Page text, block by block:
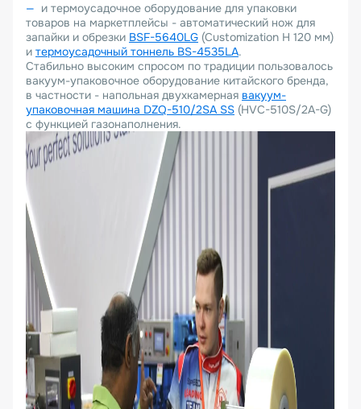
и термоусадочное оборудование для упаковки
товаров на маркетплейсы - автоматический нож для
запайки и обрезки BSF-5640LG (Customization H 120 мм)
и термоусадочный тоннель BS-4535LA.
Стабильно высоким спросом по традиции пользовалось
вакуум-упаковочное оборудование китайского бренда,
в частности - напольная двухкамерная вакуум-
упаковочная машина DZQ-510/2SA SS (HVC-510S/2A-G)
с функцией газонаполнения.